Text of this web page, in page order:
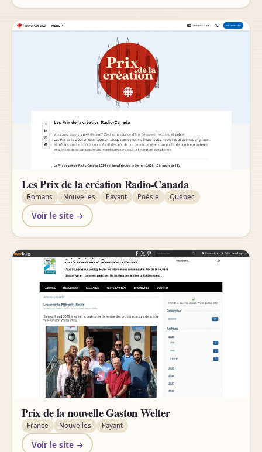
Les Prix de la création Radio-Canada
Romans Nouvelles Payant Poésie Québec
Voir le site →
Prix de la nouvelle Gaston Welter
France Nouvelles Payant
Voir le site →